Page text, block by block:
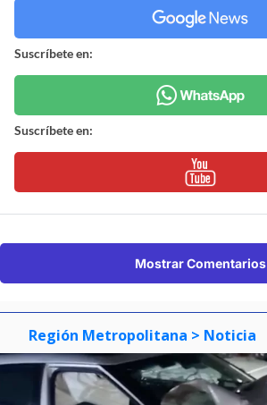
Suscríbete en:
Suscríbete en:
Mostrar Comentarios
Región Metropolitana > Noticia